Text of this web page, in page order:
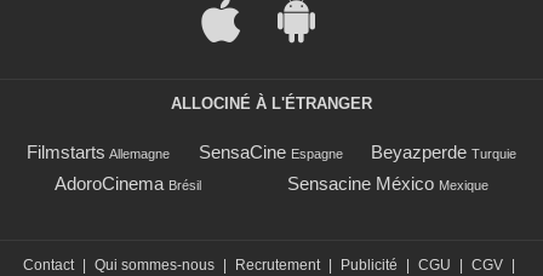
ALLOCINÉ À L'ÉTRANGER
Filmstarts Allemagne SensaCine Espagne Beyazperde Turquie
AdoroCinema Brésil Sensacine México Mexique
Contact Qui sommes-nous Recrutement Publicité CGU CGV